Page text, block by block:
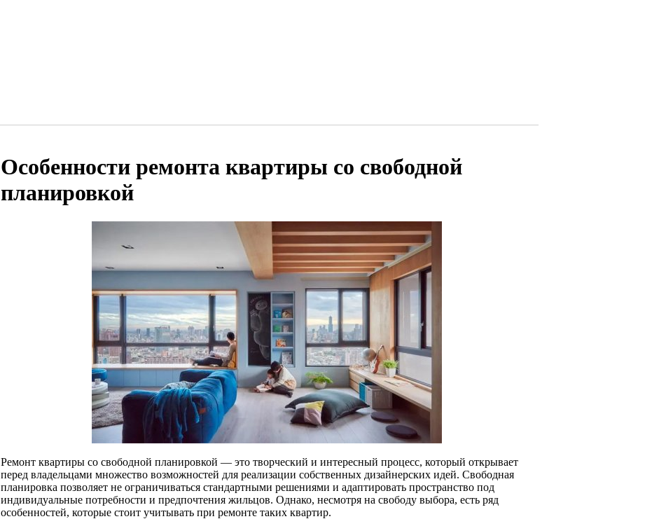
Особенности ремонта квартиры со свободной
планировкой
Ремонт квартиры со свободной планировкой — это творческий и интересный процесс, который открывает
перед владельцами множество возможностей для реализации собственных дизайнерских идей. Свободная
планировка позволяет не ограничиваться стандартными решениями и адаптировать пространство под
индивидуальные потребности и предпочтения жильцов. Однако, несмотря на свободу выбора, есть ряд
особенностей, которые стоит учитывать при ремонте таких квартир.